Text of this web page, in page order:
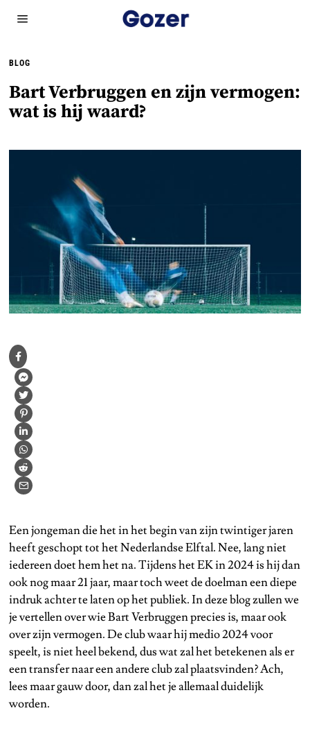
BLOG
Bart Verbruggen en zijn vermogen:
wat is hij waard?
Een jongeman die het in het begin van zijn twintiger jaren
heeft geschopt tot het Nederlandse Elftal. Nee, lang niet
iedereen doet hem het na. Tijdens het EK in 2024 is hij dan
ook nog maar 21 jaar, maar toch weet de doelman een diepe
indruk achter te laten op het publiek. In deze blog zullen we
je vertellen over wie Bart Verbruggen precies is, maar ook
over zijn vermogen. De club waar hij medio 2024 voor
speelt, is niet heel bekend, dus wat zal het betekenen als er
een transfer naar een andere club zal plaatsvinden? Ach,
lees maar gauw door, dan zal het je allemaal duidelijk
worden.